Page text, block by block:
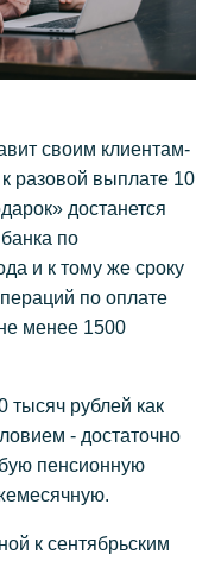
своим клиентам-
разовой выплате 10
достанется
по
и к тому же сроку
по оплате
менее 1500
тысяч рублей как
- достаточно
пенсионную
к сентябрьским